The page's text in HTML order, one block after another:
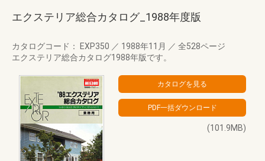
エクステリア総合カタログ_1988年度版
カタログコード： EXP350 ／ 1988年11月 ／ 全528ページ
エクステリア総合カタログ1988年版です。
(101.9MB)